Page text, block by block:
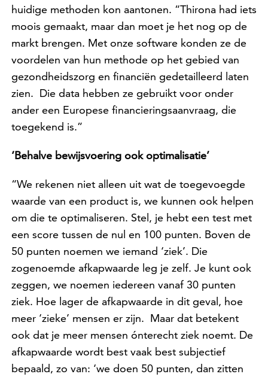
huidige methoden kon aantonen. “Thirona had iets
moois gemaakt, maar dan moet je het nog op de
markt brengen. Met onze software konden ze de
voordelen van hun methode op het gebied van
gezondheidszorg en financiën gedetailleerd laten
zien. Die data hebben ze gebruikt voor onder
ander een Europese financieringsaanvraag, die
toegekend is.”
‘Behalve bewijsvoering ook optimalisatie’
“We rekenen niet alleen uit wat de toegevoegde
waarde van een product is, we kunnen ook helpen
om die te optimaliseren. Stel, je hebt een test met
een score tussen de nul en 100 punten. Boven de
50 punten noemen we iemand ‘ziek’. Die
zogenoemde afkapwaarde leg je zelf. Je kunt ook
zeggen, we noemen iedereen vanaf 30 punten
ziek. Hoe lager de afkapwaarde in dit geval, hoe
meer ‘zieke’ mensen er zijn. Maar dat betekent
ook dat je meer mensen ónterecht ziek noemt. De
afkapwaarde wordt best vaak best subjectief
bepaald, zo van: ‘we doen 50 punten, dan zitten